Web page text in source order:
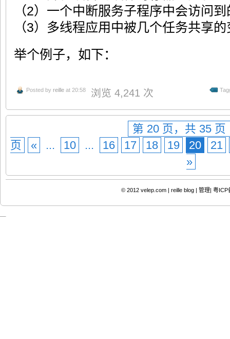
（2）一个中断服务子程序中会访问
（3）多线程应用中被几个任务共享
举个例子，如下：
Posted by reille at 20:58 浏览 4,241 次
第 20 页，共 35 页
页
« ... 10 ... 16 17 18 19 20
21
»
© 2012 velep.com | reille blog| 管理| 粤ICP